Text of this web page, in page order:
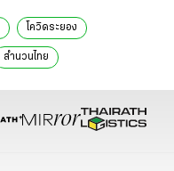
โควิดระยอง
สำนวนไทย